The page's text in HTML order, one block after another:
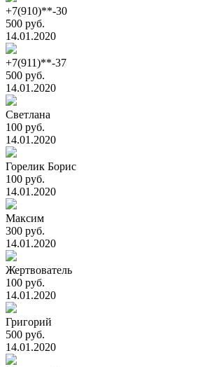
+7(910)**-30
500 руб.
14.01.2020
+7(911)**-37
500 руб.
14.01.2020
Светлана
100 руб.
14.01.2020
Горелик Борис
100 руб.
14.01.2020
Максим
300 руб.
14.01.2020
Жертвователь
100 руб.
14.01.2020
Григорий
500 руб.
14.01.2020